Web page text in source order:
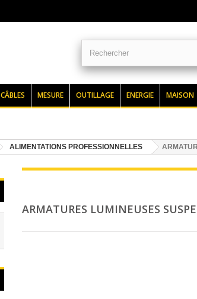
CÂBLES MESURE OUTILLAGE ENERGIE MAISON
ALIMENTATIONS PROFESSIONNELLES
ARMATURES LUMINEUSES